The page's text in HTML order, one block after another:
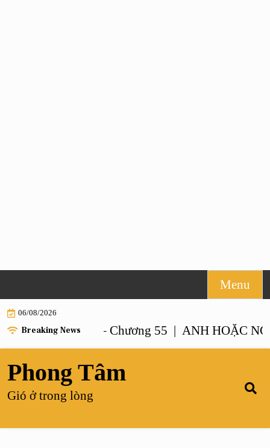
to
content
Menu
06/08/2026
Breaking News
NHƯ ANH – Chương 55 |ANH HOẶC NGƯỜI
Phong Tâm
Gió ở trong lòng